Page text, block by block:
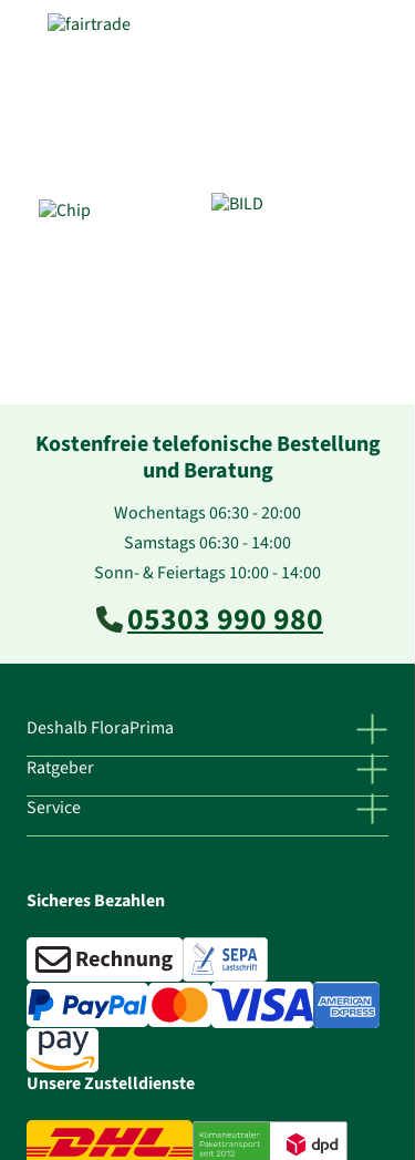
Kostenfreie telefonische Bestellung
und Beratung
Wochentags 06:30 - 20:00
Samstags 06:30 - 14:00
Sonn- & Feiertags 10:00 - 14:00
05303 990 980
Deshalb FloraPrima
Ratgeber
Service
Sicheres Bezahlen
Unsere Zustelldienste